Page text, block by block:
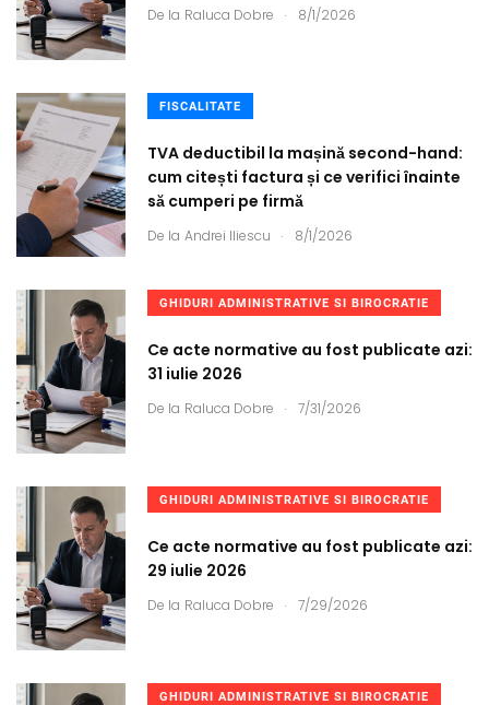
De la Raluca Dobre . 8/1/2026
FISCALITATE
TVA deductibil la mașină second-hand:
cum citești factura și ce verifici înainte
să cumperi pe firmă
De la Andrei Iliescu . 8/1/2026
GHIDURI ADMINISTRATIVE SI BIROCRATIE
Ce acte normative au fost publicate azi:
31 iulie 2026
De la Raluca Dobre . 7/31/2026
GHIDURI ADMINISTRATIVE SI BIROCRATIE
Ce acte normative au fost publicate azi:
29 iulie 2026
De la Raluca Dobre . 7/29/2026
GHIDURI ADMINISTRATIVE SI BIROCRATIE